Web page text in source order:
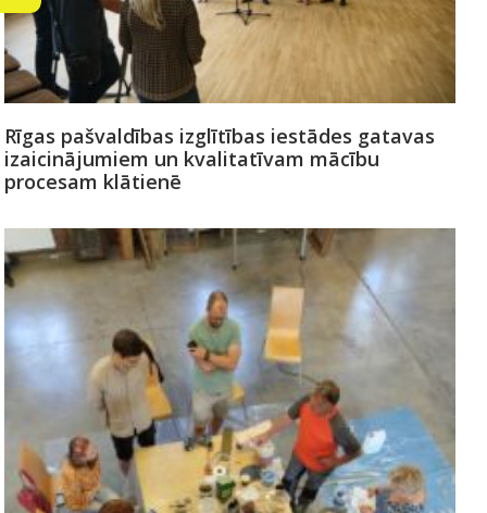
Rīgas pašvaldības izglītības iestādes gatavas
izaicinājumiem un kvalitatīvam mācību
procesam klātienē